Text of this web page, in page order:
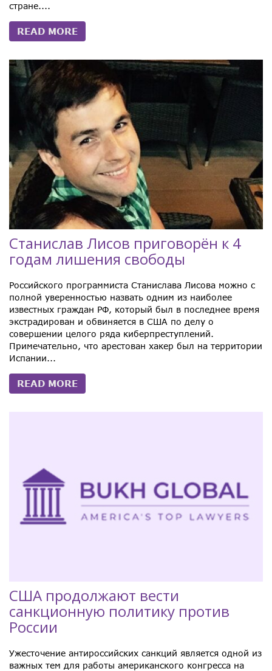
стране....
READ MORE
Станислав Лисов приговорён к 4
годам лишения свободы
Российского программиста Станислава Лисова можно с
полной уверенностью назвать одним из наиболее
известных граждан РФ, который был в последнее время
экстрадирован и обвиняется в США по делу о
совершении целого ряда киберпреступлений.
Примечательно, что арестован хакер был на территории
Испании...
READ MORE
США продолжают вести
санкционную политику против
России
Ужесточение антироссийских санкций является одной из
важных тем для работы американского конгресса на